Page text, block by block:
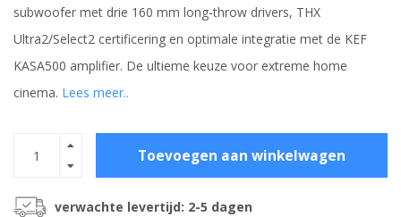
subwoofer met drie 160 mm long-throw drivers, THX
Ultra2/Select2 certificering en optimale integratie met de KEF
KASA500 amplifier. De ultieme keuze voor extreme home
cinema. Lees meer..
Toevoegen aan winkelwagen
verwachte levertijd: 2-5 dagen